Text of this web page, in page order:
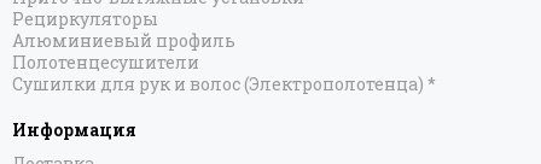
Рециркуляторы
Алюминиевый профиль
Полотенцесушители
Сушилки для рук и волос (Электрополотенца) *
Информация